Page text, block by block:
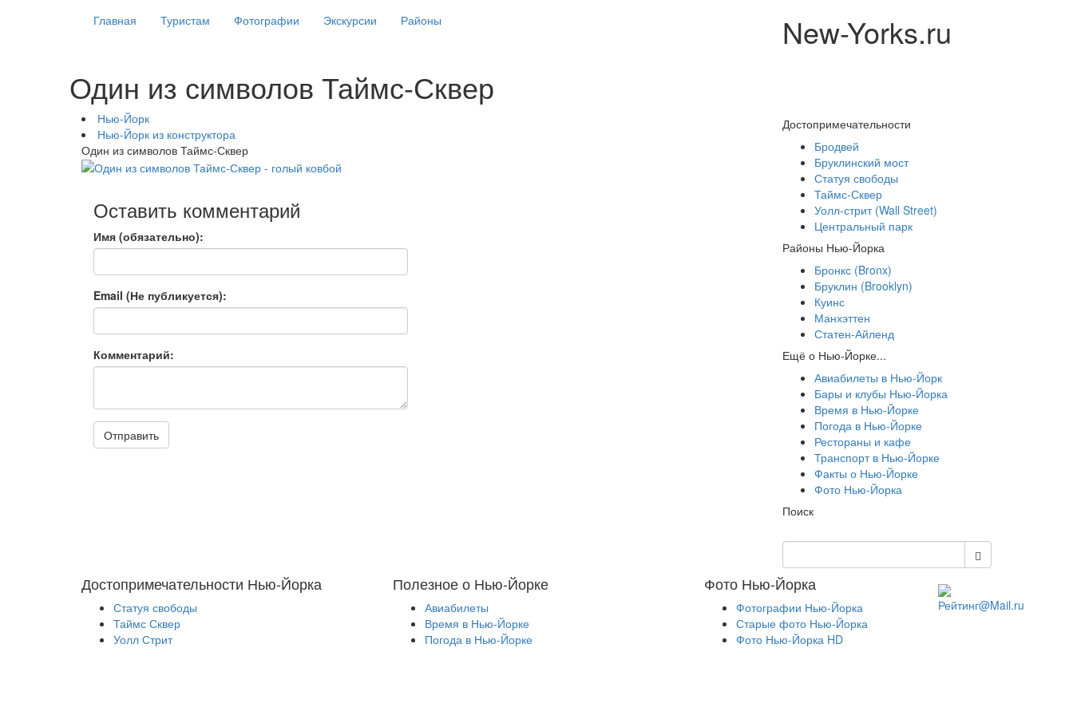
Главная Туристам Фотографии Экскурсии Районы
New-Yorks.ru
Один из символов Таймс-Сквер
Нью-Йорк
Нью-Йорк из конструктора
Один из символов Таймс-Сквер
Оставить комментарий
Имя (обязательно):
Email (Не публикуется):
Комментарий:
Отправить
Достопримечательности
Бродвей
Бруклинский мост
Статуя свободы
Таймс-Сквер
Уолл-стрит (Wall Street)
Центральный парк
Районы Нью-Йорка
Бронкс (Bronx)
Бруклин (Brooklyn)
Куинс
Манхэттен
Статен-Айленд
Ещё о Нью-Йорке...
Авиабилеты в Нью-Йорк
Бары и клубы Нью-Йорка
Время в Нью-Йорке
Погода в Нью-Йорке
Рестораны и кафе
Транспорт в Нью-Йорке
Факты о Нью-Йорке
Фото Нью-Йорка
Поиск
Достопримечательности Нью-Йорка
Статуя свободы
Таймс Сквер
Уолл Стрит
Полезное о Нью-Йорке
Авиабилеты
Время в Нью-Йорке
Погода в Нью-Йорке
Фото Нью-Йорка
Фотографии Нью-Йорка
Старые фото Нью-Йорка
Фото Нью-Йорка HD